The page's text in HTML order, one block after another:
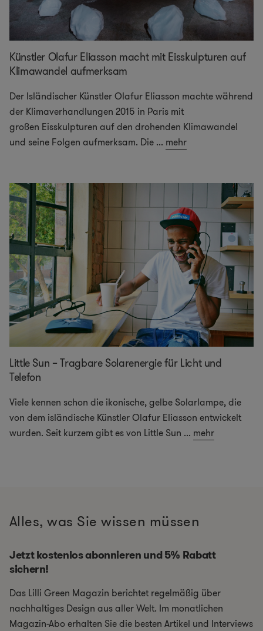
Künstler Olafur Eliasson macht mit Eisskulpturen auf
Klimawandel aufmerksam
Der Isländischer Künstler Olafur Eliasson machte während
der Klimaverhandlungen 2015 in Paris mit
großen Eisskulpturen auf den drohenden Klimawandel
und seine Folgen aufmerksam. Die ... mehr
Little Sun – Tragbare Solarenergie für Licht und
Telefon
Viele kennen schon die ikonische, gelbe Solarlampe, die
von dem isländische Künstler Olafur Eliasson entwickelt
wurden. Seit kurzem gibt es von Little Sun ... mehr
Alles, was Sie wissen müssen
Jetzt kostenlos abonnieren und 5% Rabatt
sichern!
Das Lilli Green Magazin berichtet regelmäßig über
nachhaltiges Design aus aller Welt. Im monatlichen
Magazin-Abo erhalten Sie die besten Artikel und Interviews